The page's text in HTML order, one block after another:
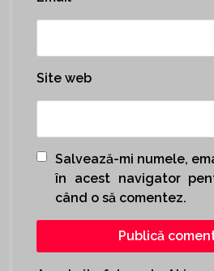
Site web
Salvează-mi numele,
în acest navigator
când o să comentez.